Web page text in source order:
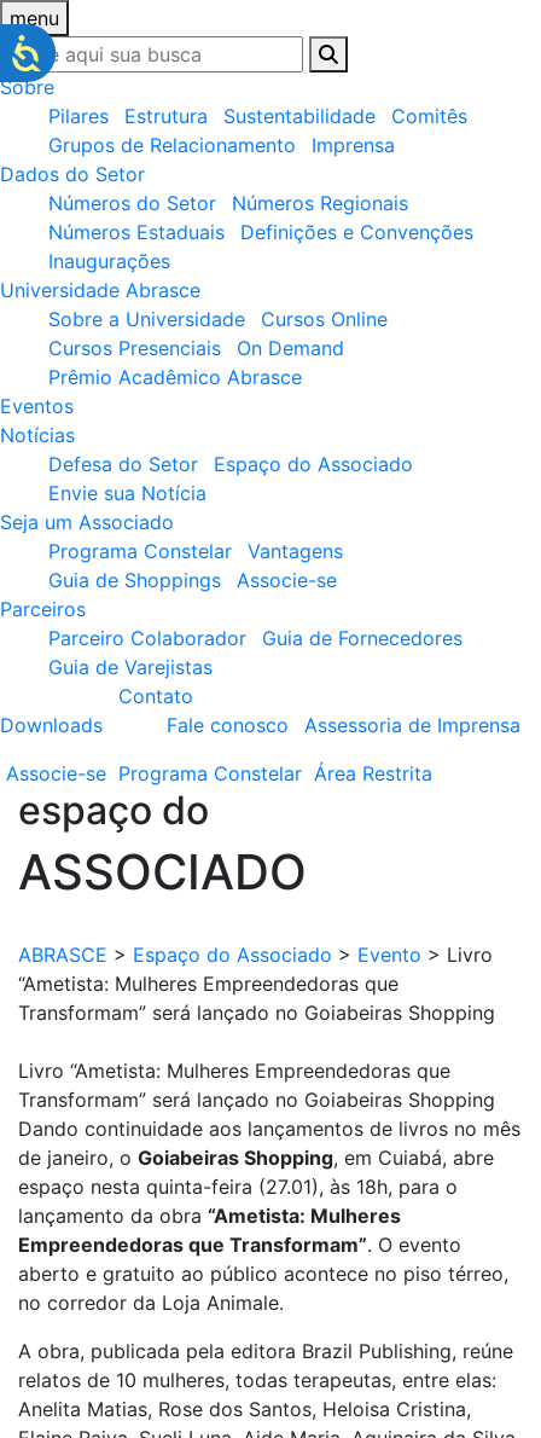
menu
Sobre
Pilares
Estrutura Sustentabilidade
Comitês
Grupos de Relacionamento
Imprensa
Dados do Setor
Números do Setor
Números Regionais
Números Estaduais
Definições e Convenções
Inaugurações
Universidade Abrasce
Sobre a Universidade
Cursos Online
Cursos Presenciais
On Demand
Prêmio Acadêmico Abrasce
Eventos
Notícias
Defesa do Setor
Espaço do Associado
Envie sua Notícia
Seja um Associado
Programa Constelar
Vantagens
Guia de Shoppings
Associe-se
Parceiros
Parceiro Colaborador
Guia de Fornecedores
Guia de Varejistas
Downloads
Contato
Fale conosco
Assessoria de Imprensa
Associe-se Programa Constelar Área Restrita
espaço do
ASSOCIADO
ABRASCE > Espaço do Associado > Evento > Livro
“Ametista: Mulheres Empreendedoras que
Transformam” será lançado no Goiabeiras Shopping
Livro “Ametista: Mulheres Empreendedoras que
Transformam” será lançado no Goiabeiras Shopping
Dando continuidade aos lançamentos de livros no mês
de janeiro, o Goiabeiras Shopping, em Cuiabá, abre
espaço nesta quinta-feira (27.01), às 18h, para o
lançamento da obra “Ametista: Mulheres
Empreendedoras que Transformam”. O evento
aberto e gratuito ao público acontece no piso térreo,
no corredor da Loja Animale.
A obra, publicada pela editora Brazil Publishing, reúne
relatos de 10 mulheres, todas terapeutas, entre elas:
Anelita Matias, Rose dos Santos, Heloisa Cristina,